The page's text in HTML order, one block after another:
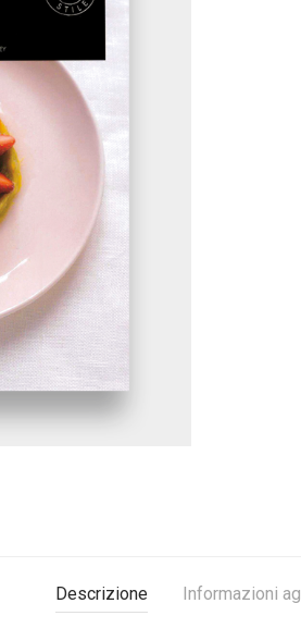
Descrizione Informazioni